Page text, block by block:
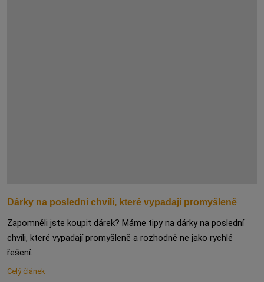
Dárky na poslední chvíli, které vypadají promyšleně
Zapomněli jste koupit dárek? Máme tipy na dárky na poslední
chvíli, které vypadají promyšleně a rozhodně ne jako rychlé
řešení.
Celý článek